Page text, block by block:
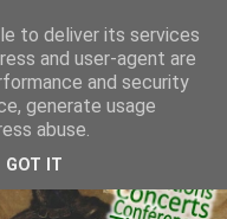
to deliver its services
and user-agent are
and security
generate usage
abuse.
GOT IT